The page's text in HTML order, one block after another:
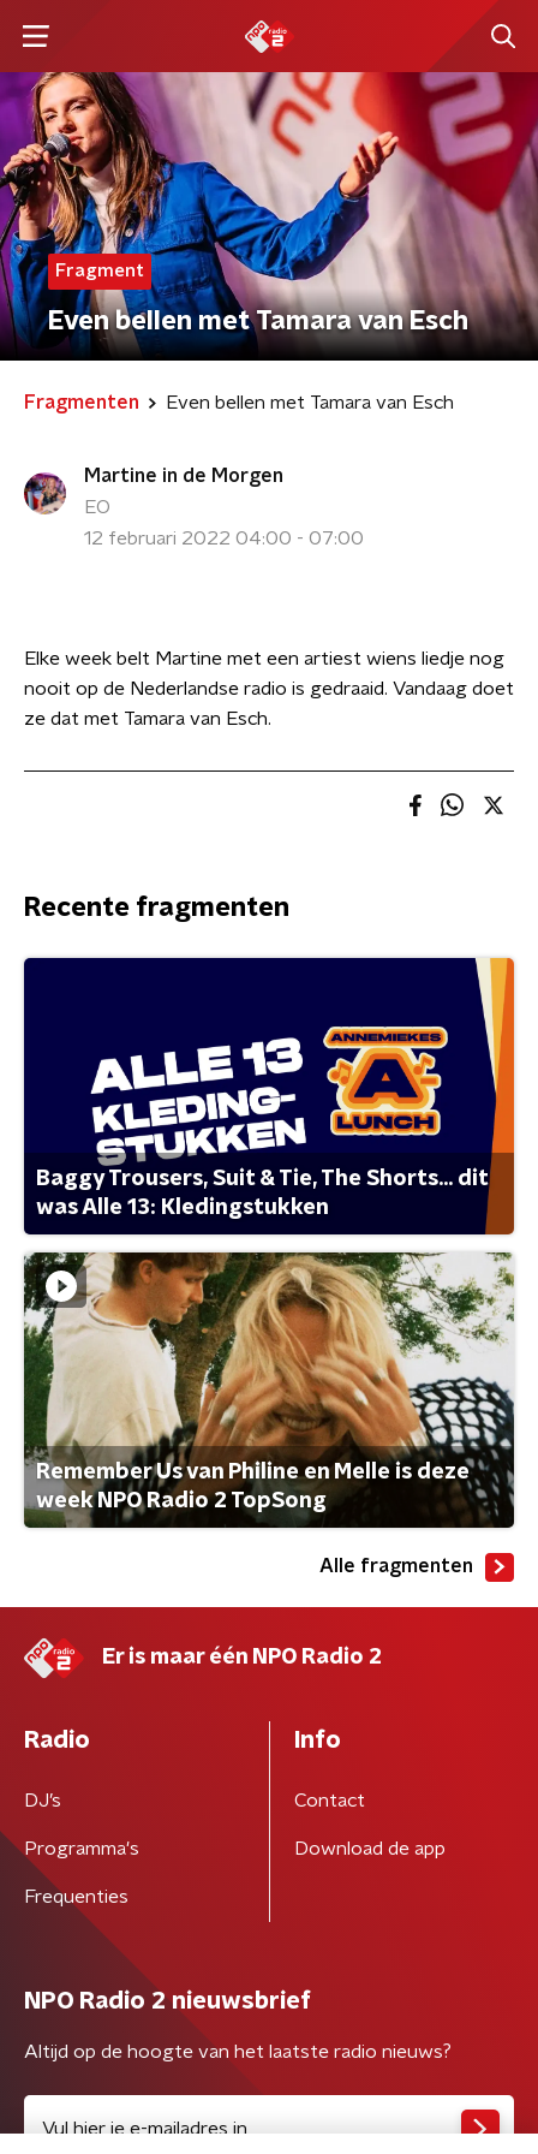
Fragment
Even bellen met Tamara van Esch
Fragmenten Even bellen met Tamara van Esch
Martine in de Morgen
EO
12 februari 2022 04:00 - 07:00
Elke week belt Martine met een artiest wiens liedje nog
nooit op de Nederlandse radio is gedraaid. Vandaag doet
ze dat met Tamara van Esch.
Recente fragmenten
Baggy Trousers, Suit & Tie, The Shorts... dit
was Alle 13: Kledingstukken
Remember Us van Philine en Melle is deze
week NPO Radio 2 TopSong
Alle fragmenten
Er is maar één NPO Radio 2
Radio
DJ’s
Programma's
Frequenties
Info
Contact
Download de app
NPO Radio 2 nieuwsbrief
Altijd op de hoogte van het laatste radio nieuws?